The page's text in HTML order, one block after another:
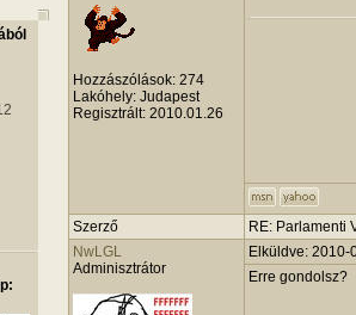
Hozzászólások: 274
Lakóhely: Judapest
Regisztrált: 2010.01.26
Szerző
RE: Parlamenti
NwLGL
Adminisztrátor
Elküldve: 2010-
Erre gondolsz?